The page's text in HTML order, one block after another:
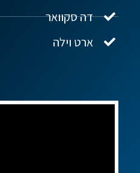
דה סקוואר
ארט וילה